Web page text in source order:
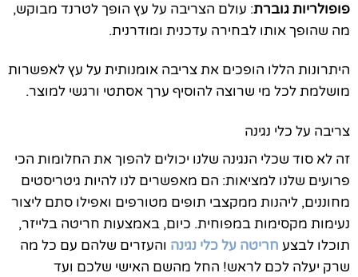
פופולריות גוברת: עולם הצריבה על עץ הופך לטרנד מבוקש,
מה שהופך אותו לבחירה עדכנית ומודרנית.
היתרונות הללו הופכים את צריבה אומנותית על עץ לאפשרות
מושלמת לכל מי שרוצה להוסיף ערך אסתטי ורגשי למוצר.
צריבה על כלי נגינה
זה לא סוד שכלי הנגינה שלנו יכולים להפוך את החלומות הכי
פרועים שלנו למציאות: הם מאפשרים לנו להיות גיטריסטים
מחוננים, ליהנות ממקצבי תופים מטורפים ואפילו סתם ליצור
נעימות מקסימות במפוחית. כיום, באמצעות חריטה בלייזר,
תוכלו לבצע חריטה על כלי נגינה והעזרים שלהם עם כל מה
שרק יעלה לכם לראש! החל מהשם האישי שלכם ועד